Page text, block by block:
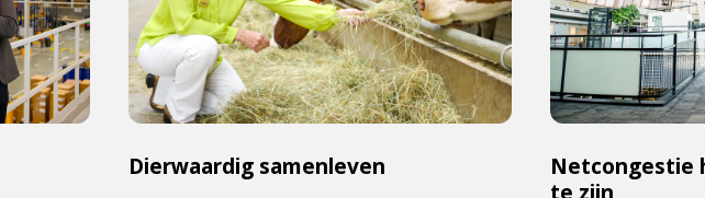
Dierwaardig samenleven
Netcongestie